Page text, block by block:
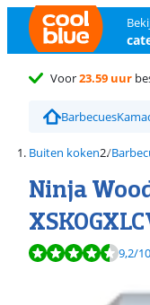
Voor23.59 uur
Barbecues
Buiten koken
Ninja
Beoordeling is 9,2 van
9,2/10